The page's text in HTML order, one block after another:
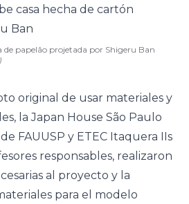
de papelão projetada por Shigeru Ban
la Japan House São Paulo
FAUUSP y ETEC Itaquera IIs
responsables, realizaron
al proyecto y la
para el modelo